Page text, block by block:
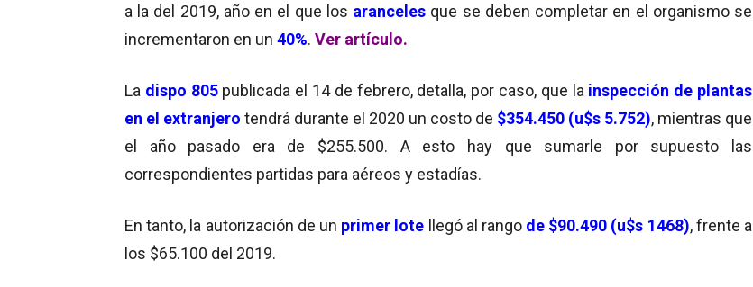
a la del 2019, año en el que los aranceles que se deben completar en el organismo se
incrementaron en un 40%. Ver artículo.
La dispo 805publicada el 14 de febrero, detalla, por caso, que la inspección de plantas
en el extranjero tendrá durante el 2020 un costo de $354.450 (u$s 5.752), mientras que
el año pasado era de $255.500. A esto hay que sumarle por supuesto las
correspondientes partidas para aéreos y estadías.
En tanto, la autorización de un primer lote llegó al rango de $90.490 (u$s 1468), frente a
los $65.100 del 2019.